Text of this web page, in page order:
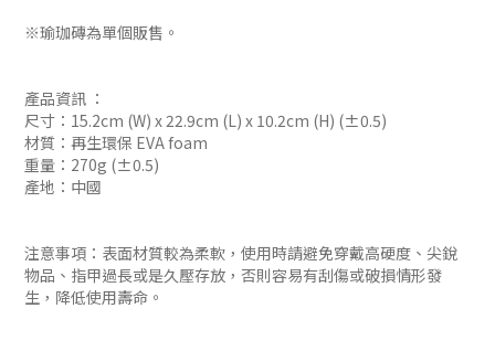
※瑜珈磚為單個販售。
產品資訊 ：
尺寸：15.2cm (W) x 22.9cm (L) x 10.2cm (H) (±0.5)
材質：再生環保 EVA foam
重量：270g (±0.5)
產地：中國
注意事項：表面材質較為柔軟，使用時請避免穿戴高硬度、尖銳
物品、指甲過長或是久壓存放，否則容易有刮傷或破損情形發
生，降低使用壽命。